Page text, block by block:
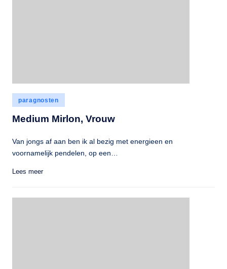
Geplaatst
in
paragnosten
Medium Mirlon, Vrouw
Van jongs af aan ben ik al bezig met energieen en
voornamelijk pendelen, op een…
Lees meer